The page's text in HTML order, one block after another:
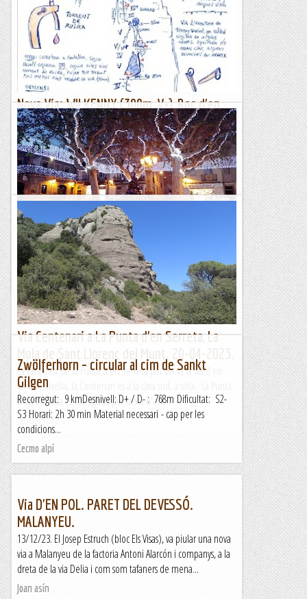
Nova Via: WILKENNY (300m, V+), Roc d'en
Rosell.
Aquesta nova aventura, va sorgir un dia tot baixant amb el
cotxe de fer una via al rosell i guitar aquesta paret que neix al
torrent del Ruira , ben visible desde els...
Rumba Team
Circular SantVicentina d'Any Nou
&nb...
Kimisades
Via Centenari a La Punta d'en Serreta, La
La cara oest de la Punta d'en Serreta per on va la via d'en
Carles Olivella, la Centenari és a la cara sud, a sota. La Punta
d'en Serreta és coneguda per la via d'en...
Jaumegrimp 2
Zwölferhorn – circular al cim de Sankt
Gilgen
Recorregut: 9 kmDesnivell: D+ / D- : 768m Dificultat: S2-
S3 Horari: 2h 30 min Material necessari - cap per les
condicions...
Cecmo alpí
Via D'EN POL. PARET DEL DEVESSÓ.
MALANYEU.
13/12/23. El Josep Estruch (bloc Els Visas), va piular una nova
via a Malanyeu de la factoria Antoni Alarcón i companys, a la
dreta de la via Delia i com som tafaners de mena...
Joan asín